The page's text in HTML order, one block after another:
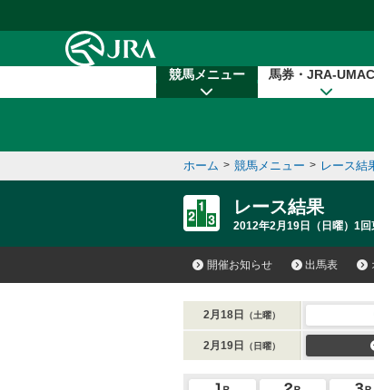
競馬メニュー 馬券・JRA-
ホーム > 競馬メニュー > レース結
レース結果
2012年2月19日（日曜）1回
開催お知らせ 出馬表
2月18日 （土曜）
2月19日 （日曜）